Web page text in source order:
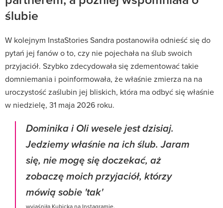
ślubie
W kolejnym InstaStories Sandra postanowiła odnieść się do
pytań jej fanów o to, czy nie pojechała na ślub swoich
przyjaciół. Szybko zdecydowała się zdementować takie
domniemania i poinformowała, że właśnie zmierza na na
uroczystość zaślubin jej bliskich, która ma odbyć się właśnie
w niedzielę, 31 maja 2026 roku.
Dominika i Oli wesele jest dzisiaj.
Jedziemy właśnie na ich ślub. Jaram
się, nie mogę się doczekać, aż
zobaczę moich przyjaciół, którzy
mówią sobie 'tak'
wyjaśniła Kubicka na Instagramie.